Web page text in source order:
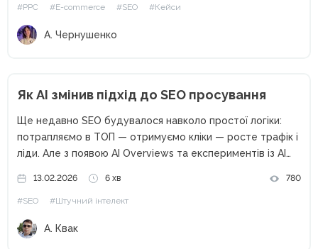
Samsung Experience Store розберемо,...
#PPC #E-commerce #SEO #Кейси
А. Чернушенко
Як AI змінив підхід до SEO просування
Ще недавно SEO будувалося навколо простої логіки:
потрапляємо в ТОП — отримуємо кліки — росте трафік і
ліди. Але з появою AI Overviews та експериментів із AI
частіше бачать «готову відповідь» прямо...
13.02.2026 6 хв 780
#SEO #Штучний інтелект
А. Квак